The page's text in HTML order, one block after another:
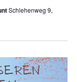
Schlehenweg 9,